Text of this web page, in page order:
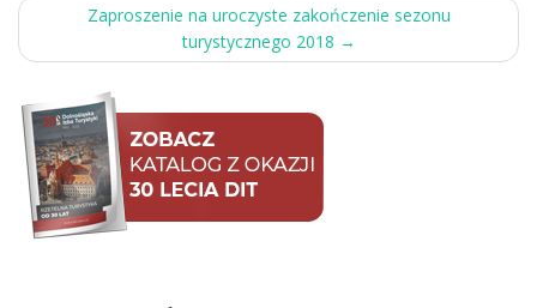
navigation
Zaproszenie na uroczyste zakończenie sezonu
turystycznego 2018 →